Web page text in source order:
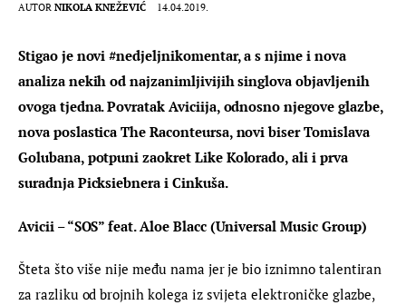
AUTOR NIKOLA KNEŽEVIĆ 14.04.2019.
Stigao je novi #nedjeljnikomentar, a s njime i nova
analiza nekih od najzanimljivijih singlova objavljenih
ovoga tjedna. Povratak Aviciija, odnosno njegove glazbe,
nova poslastica The Raconteursa, novi biser Tomislava
Golubana, potpuni zaokret Like Kolorado, ali i prva
suradnja Picksiebnera i Cinkuša.
Avicii – “SOS” feat. Aloe Blacc (Universal Music Group)
Šteta što više nije među nama jer je bio iznimno talentiran
za razliku od brojnih kolega iz svijeta elektroničke glazbe,